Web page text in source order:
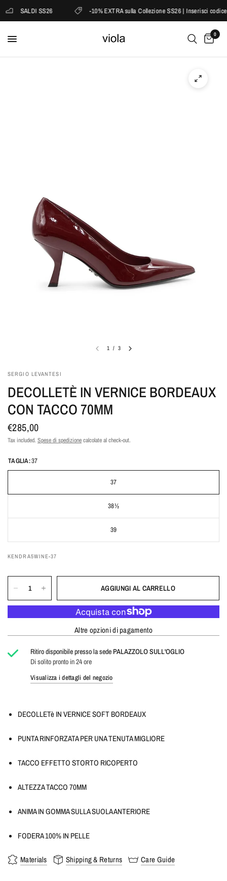
SALDI SS26 -10% EXTRA sulla Collezione SS26 | Inserisci codice
0
1 / 3
SERGIO LEVANTESI
DECOLLETÈ IN VERNICE BORDEAUX
CON TACCO 70MM
€285,00
Tax included. Spese di spedizionecalcolate al check-out.
TAGLIA:37
37
38½
39
KENDRA5WINE-37
AGGIUNGI AL CARRELLO
Altre opzioni di pagamento
Ritiro disponibile presso la sede PALAZZOLO SULL'OGLIO
Di solito pronto in 24 ore
Visualizza i dettagli del negozio
DECOLLETè IN VERNICE SOFT BORDEAUX
PUNTA RINFORZATA PER UNA TENUTA MIGLIORE
TACCO EFFETTO STORTO RICOPERTO
ALTEZZA TACCO 70MM
ANIMA IN GOMMA SULLA SUOLA ANTERIORE
FODERA 100% IN PELLE
Materials Shipping & Returns Care Guide